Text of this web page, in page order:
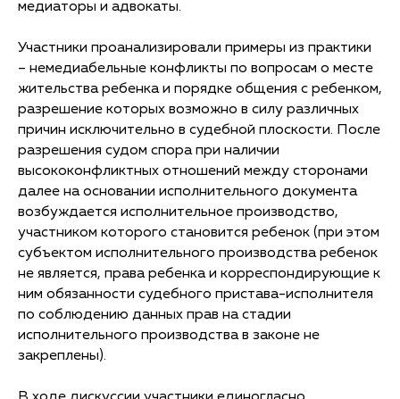
медиаторы и адвокаты.
Участники проанализировали примеры из практики
– немедиабельные конфликты по вопросам о месте
жительства ребенка и порядке общения с ребенком,
разрешение которых возможно в силу различных
причин исключительно в судебной плоскости. После
разрешения судом спора при наличии
высококонфликтных отношений между сторонами
далее на основании исполнительного документа
возбуждается исполнительное производство,
участником которого становится ребенок (при этом
субъектом исполнительного производства ребенок
не является, права ребенка и корреспондирующие к
ним обязанности судебного пристава-исполнителя
по соблюдению данных прав на стадии
исполнительного производства в законе не
закреплены).